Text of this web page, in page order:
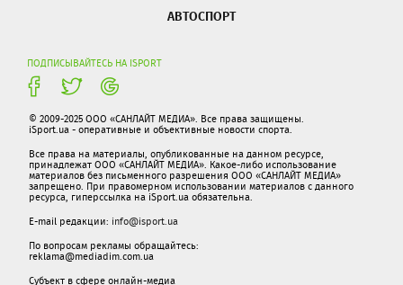
АВТОСПОРТ
ПОДПИСЫВАЙТЕСЬ НА ISPORT
© 2009-2025 ООО «САНЛАЙТ МЕДИА». Все права защищены.
iSport.ua - оперативные и объективные новости спорта.
Все права на материалы, опубликованные на данном ресурсе,
принадлежат ООО «САНЛАЙТ МЕДИА». Какое-либо использование
материалов без письменного разрешения ООО «САНЛАЙТ МЕДИА»
запрещено. При правомерном использовании материалов с данного
ресурса, гиперссылка на iSport.ua обязательна.
E-mail редакции: info@isport.ua
По вопросам рекламы обращайтесь:
reklama@mediadim.com.ua
Субъект в сфере онлайн-медиа